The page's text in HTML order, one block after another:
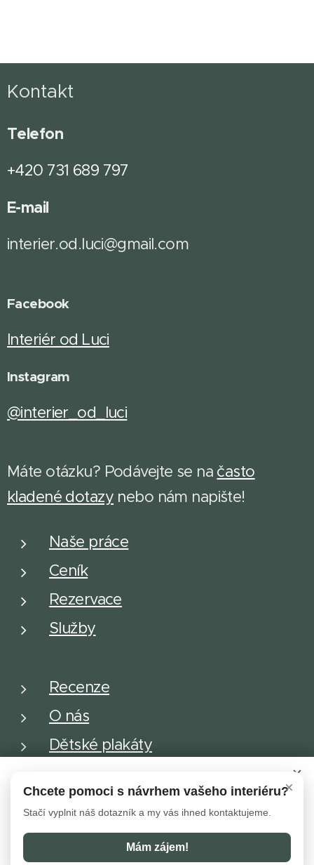
Do košíku
Kontakt
Telefon
+420 731 689 797
E-mail
interier.od.luci@gmail.com
Facebook
Interiér od Luci
Instagram
@interier_od_luci
Máte otázku? Podávejte se na často
kladené dotazy nebo nám napište!
Naše práce
Ceník
Rezervace
Služby
Recenze
O nás
Dětské plakáty
Používáme cookies, abychom zajistili správné fungování a
bezpečnost našich stránek. Tím vám můžeme zajistit tu
nejlepší zkušenost při jejich návštěvě.
Přijmout nezbytné Přijmout vše
×
Chcete pomoci s návrhem vašeho interiéru?
Stačí vyplnit náš dotazník a my vás ihned kontaktujeme.
Mám zájem!